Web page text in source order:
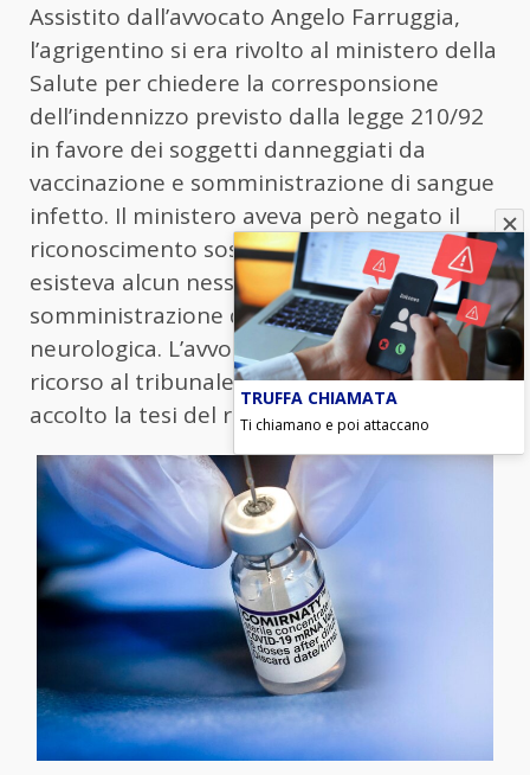
Assistito dall’avvocato Angelo Farruggia,
l’agrigentino si era rivolto al ministero della
Salute per chiedere la corresponsione
dell’indennizzo previsto dalla legge 210/92
in favore dei soggetti danneggiati da
vaccinazione e somministrazione di sangue
infetto. Il ministero aveva però negato il
riconoscimento sostenendo che non
esisteva alcun nesso di causalità fra la
somministrazione del vaccino e l’infermità
neurologica. L’avvocato ha quindi fatto
ricorso al tribunale del Lavoro, che ha
accolto la tesi del ricorrente.
TRUFFA CHIAMATA
Ti chiamano e poi attaccano